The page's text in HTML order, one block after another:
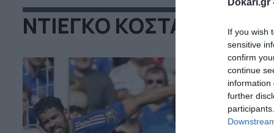
Dokari.gr
If you wish
sensitive
confirm
continue
information
further
ΝΤΙΕΓΚΟ ΚΟΣΤΑ